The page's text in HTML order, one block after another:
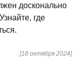
досконально
где
[18 октября 2024]